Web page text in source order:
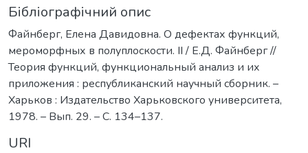
Бібліографічний опис
Файнберг, Елена Давидовна. О дефектах функций,
мероморфных в полуплоскости. II / Е.Д. Файнберг //
Теория функций, функциональный анализ и их
приложения : республиканский научный сборник. –
Харьков : Издательство Харьковского университета,
1978. – Вып. 29. – С. 134–137.
URI